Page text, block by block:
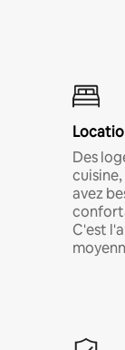
Des
avez
C'est